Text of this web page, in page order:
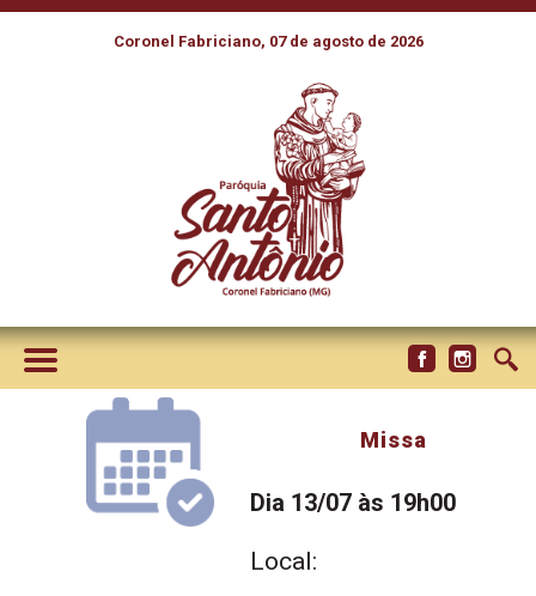
Coronel Fabriciano, 07 de agosto de 2026
Missa
Dia 13/07 às 19h00
Local: